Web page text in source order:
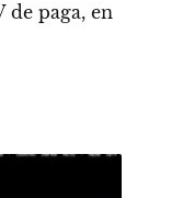
de paga, en